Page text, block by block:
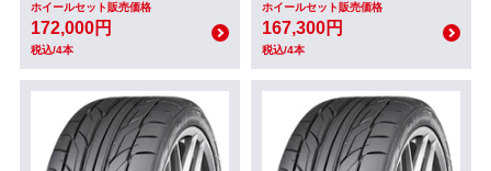
ホイールセット販売価格
172,000円
税込/4本
ホイールセット販売価格
167,300円
税込/4本